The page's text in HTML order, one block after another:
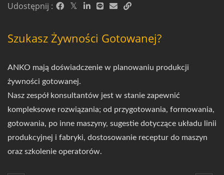
Udostępnij :
Szukasz Żywności Gotowanej?
ANKO mają doświadczenie w planowaniu produkcji
żywności gotowanej.
Nasz zespół konsultantów jest w stanie zapewnić
kompleksowe rozwiązania; od przygotowania, formowania,
gotowania, po inne maszyny, sugestie dotyczące układu linii
produkcyjnej i fabryki, dostosowanie receptur do maszyn
oraz szkolenie operatorów.